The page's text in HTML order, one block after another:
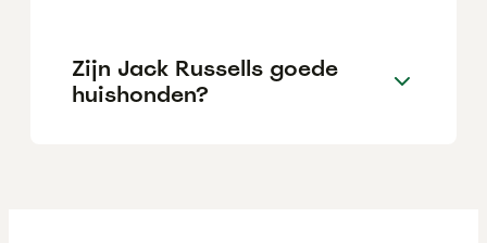
Zijn Jack Russells goede
huishonden?